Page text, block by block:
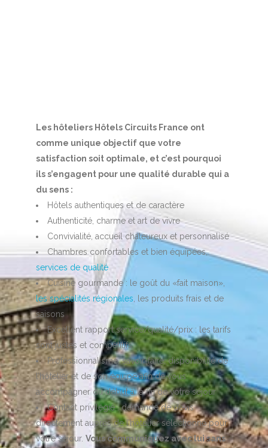
Les hôteliers Hôtels Circuits France ont
comme unique objectif que votre
satisfaction soit optimale, et c’est pourquoi
ils s’engagent pour une qualité durable qui a
du sens :
Hôtels authentiques et de caractère
Authenticité, charme et art de vivre
Convivialité, accueil chaleureux et personnalisé
Chambres confortables et bien équipées,
services de qualité
Cuisine gourmande : le goût du «fait maison»,
les spécialités régionales , les produits frais et de
saisons
Excellent rapport service/qualité/prix : les tarifs
sont justes et compétitifs
Professionnalisme, savoir-faire, disponibilité de
l’hôtelier et de son équipe afin de vous
accompagner du début à la fin de votre séjour
Contact privilégié : demande de devis
directement auprès de l’hôtelier sélectionné pour
votre séjour. Vous communiquez avec lui sans